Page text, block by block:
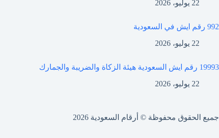
22 يوليو، 2026
992 رقم ايش في السعودية
22 يوليو، 2026
19993 رقم ايش السعودية هيئة الزكاة والضريبة والجمارك
22 يوليو، 2026
جميع الحقوق محفوظة © أرقام السعودية 2026